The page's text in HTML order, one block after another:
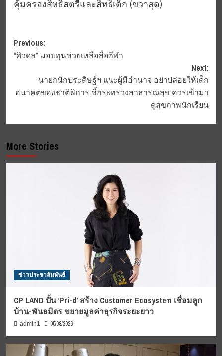
คุ้มครองสิทธิสตรีและสิทธิเด็ก (ขวาสุด)
Post
navigation
Previous:
“ศิวดล” มอบทุนช่วยเหลือสื่อกีฬา
Next:
นายกนักประดิษฐ์ฯ แนะผู้มีอำนาจ อย่าปล่อยให้เด็ก
อนาคตของชาติพิการ ชี้กระทรวงสาธารณสุข ควรเข้ามา
ดูสุขภาพนักเรียน
More Stories
ข่าวประชาสัมพันธ์
CP LAND ปั้น ‘Pri-d’ สร้าง Customer Ecosystem เชื่อมลูก
บ้าน-พันธมิตร ขยายมูลค่าธุรกิจระยะยาว
admin1 05/08/2026